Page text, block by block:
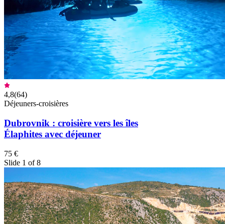
4,8(64)
Déjeuners-croisières
Dubrovnik : croisière vers les îles
Élaphites avec déjeuner
75 €
Slide 1 of 8